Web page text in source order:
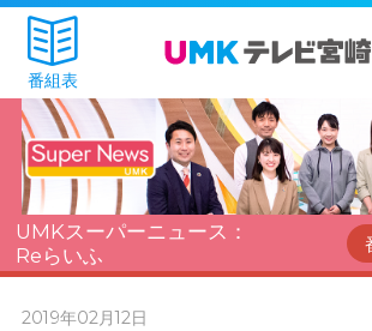
番組表
UMKスーパーニュース：
Reらいふ
2019年02月12日